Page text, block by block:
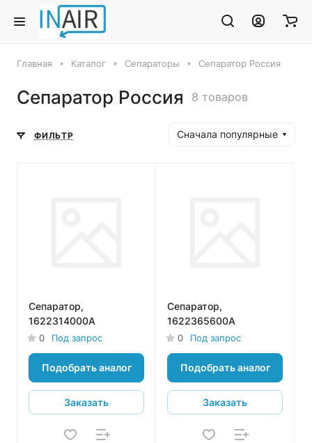
Главная Каталог Сепараторы Сепаратор Россия
Сепаратор Россия 8 товаров
ФИЛЬТР Сначала популярные
Сепаратор,
1622314000A
0 Под запрос
Подобрать аналог
Заказать
Сепаратор,
1622365600A
0 Под запрос
Подобрать аналог
Заказать